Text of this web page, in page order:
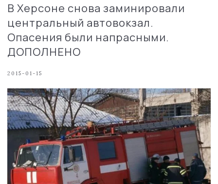
В Херсоне снова заминировали
центральный автовокзал.
Опасения были напрасными.
ДОПОЛНЕНО
2015-01-15